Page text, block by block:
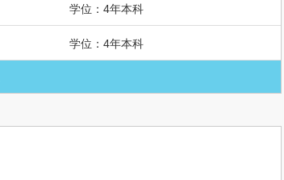
学位：4年本科
学位：4年本科